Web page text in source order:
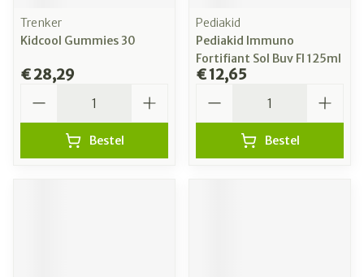
Trenker
Kidcool Gummies 30
€ 28,29
Bestel
Pediakid
Pediakid Immuno
Fortifiant Sol Buv Fl 125ml
€ 12,65
Bestel